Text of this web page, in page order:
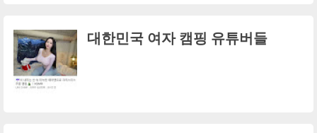
대한민국 여자 캠핑 유튜버들